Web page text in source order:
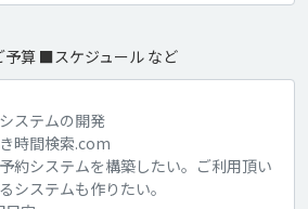
算 ■スケジュール など